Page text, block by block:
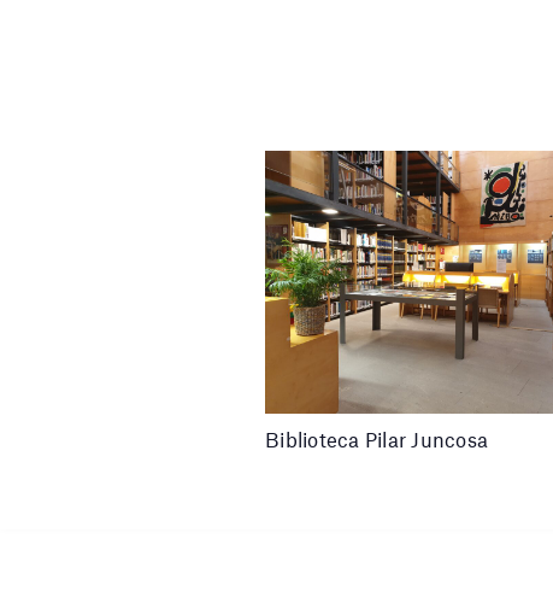
Biblioteca Pilar Juncosa